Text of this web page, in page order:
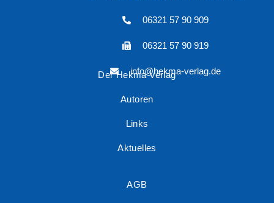
06321 57 90 909
06321 57 90 919
info@hekma-verlag.de
Der Hekma Verlag
Autoren
Links
Aktuelles
AGB